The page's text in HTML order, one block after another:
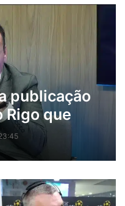
publicação
Rigo que